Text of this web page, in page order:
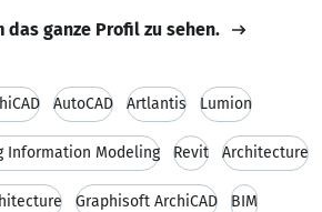
das ganze Profil zu sehen.
AutoCAD Artlantis Lumion
Information Modeling Revit Architecture
Graphisoft ArchiCAD BIM